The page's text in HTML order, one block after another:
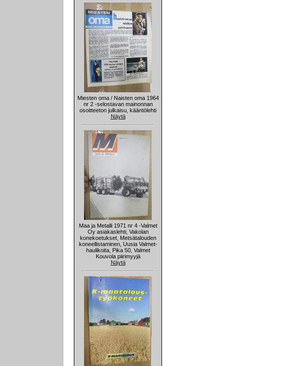
Miesten oma / Naisten oma 1964
nr 2 -selostavan mainonnan
osoitteeton julkaisu, kääntölehti
Näytä
Maa ja Metalli 1971 nr 4 -Valmet
Oy asiakaslehti, Vakolan
konekoetukset, Metsätalouden
koneellistaminen, Uusia Valmet-
haulikoita, Pika 50, Valmet
Kouvola piirimyyjä
Näytä